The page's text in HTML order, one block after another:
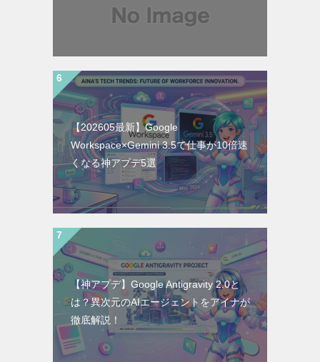
【202605最新】Google
Workspace×Gemini 3.5で仕事が10倍速
くなる神アプデ5選
【神アプデ】Google Antigravity 2.0と
は？異次元のAIエージェントをアイナが
徹底解説！